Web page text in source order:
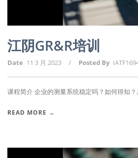
江阴GR&R培训
Date 11 3 月 2023 / Posted By
课程简介 企业的测量系统稳定吗？如何得知
READ MORE →